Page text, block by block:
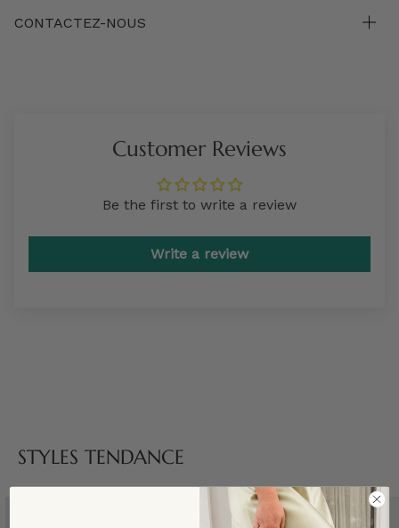
CONTACTEZ-NOUS
Customer Reviews
Be the first to write a review
Write a review
STYLES TENDANCE